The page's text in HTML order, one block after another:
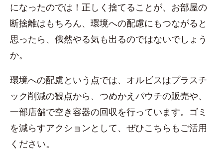
になったのでは！正しく捨てることが、お部屋の
断捨離はもちろん、環境への配慮にもつながると
思ったら、俄然やる気も出るのではないでしょう
か。
環境への配慮という点では、オルビスはプラスチ
ック削減の観点から、つめかえパウチの販売や、
一部店舗で空き容器の回収を行っています。ゴミ
を減らすアクションとして、ぜひこちらもご活用
ください。